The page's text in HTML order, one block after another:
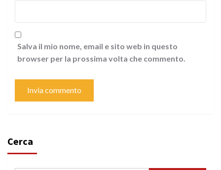
Salva il mio nome, email e sito web in questo
browser per la prossima volta che commento.
Cerca